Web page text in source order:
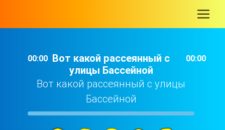
00:00 Вот какой рассеянный с
улицы Бассейной
Вот какой рассеянный с улицы
Бассейной
00:00